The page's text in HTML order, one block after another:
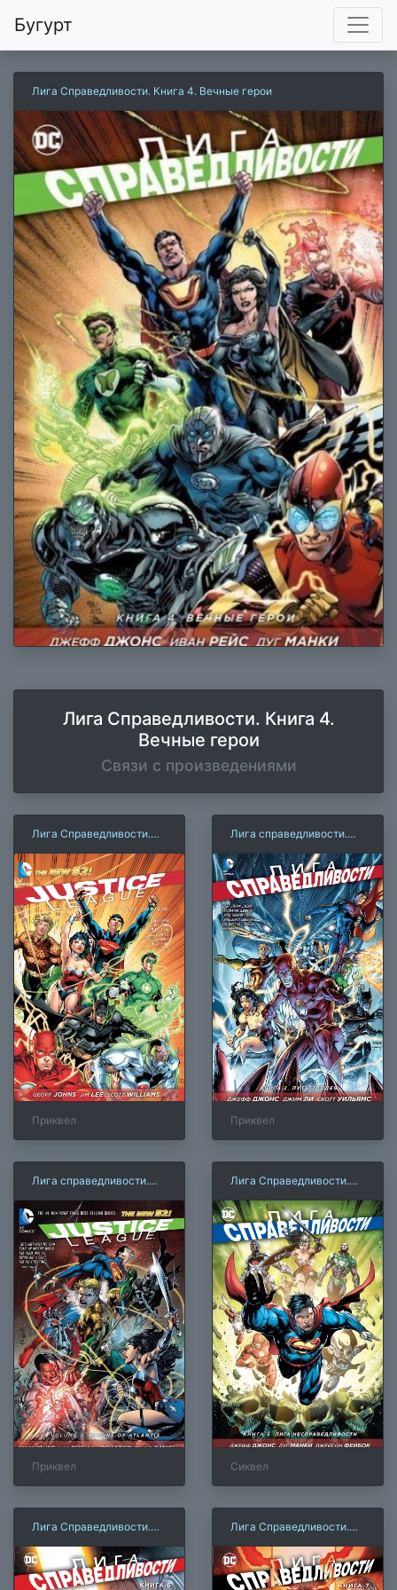
Бугурт
Лига Справедливости. Книга 4. Вечные герои
Лига Справедливости. Книга 4.
Вечные герои
Связи с произведениями
Лига Справедливости.
Приквел
Лига справедливости.
Приквел
Лига справедливости.
Приквел
Лига Справедливости.
Несправедливости
Сиквел
Лига Справедливости.
Дарксайда. Часть 1
Лига Справедливости.
Дарксайда. Часть 2